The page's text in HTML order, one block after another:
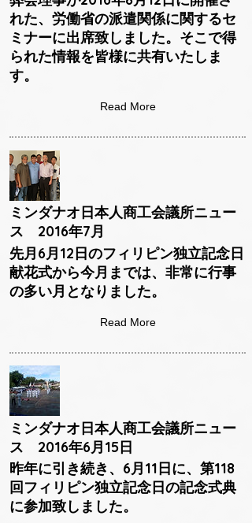
れた、労働省の派遣関係に関するセ
ミナーに出席致しました。そこで得
られた情報を皆様に共有いたしま
す。
Read More
ミンダナオ日本人商工会議所ニュー
ス 2016年7月
先月6月12日のフィリピン独立記念日
献花式から今月までは、非常に行事
の多い月となりました。
Read More
ミンダナオ日本人商工会議所ニュー
ス 2016年6月15日
昨年に引き続き、6月11日に、第118
回フィリピン独立記念日の記念式典
に参加致しました。